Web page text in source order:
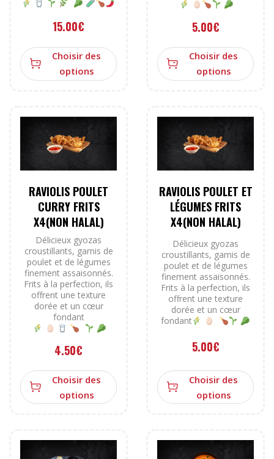
15.00€
Choisir des
options
5.00€
Choisir des
options
RAVIOLIS POULET
CURRY FRITS
X4(NON HALAL)
Délicieux gyozas
croustillants, garnis de
poulet et de légumes
finement assaisonnés.
Frits à la perfection, ils
offrent une texture
dorée et un cœur
fondant
4.50€
Choisir des
options
RAVIOLIS POULET ET
LÉGUMES FRITS
X4(NON HALAL)
Délicieux gyozas
croustillants, garnis de
poulet et de légumes
finement assaisonnés.
Frits à la perfection, ils
offrent une texture
dorée et un cœur
fondant
5.00€
Choisir des
options